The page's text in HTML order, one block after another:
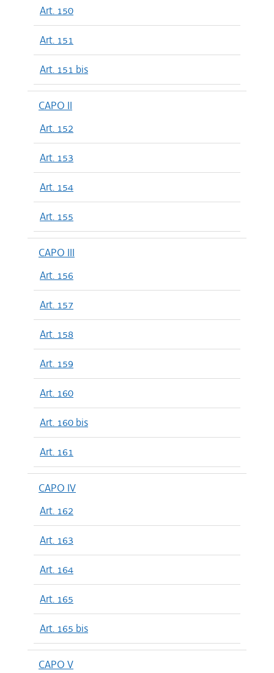
Art. 150
Art. 151
Art. 151 bis
CAPO II
Art. 152
Art. 153
Art. 154
Art. 155
CAPO III
Art. 156
Art. 157
Art. 158
Art. 159
Art. 160
Art. 160 bis
Art. 161
CAPO IV
Art. 162
Art. 163
Art. 164
Art. 165
Art. 165 bis
CAPO V